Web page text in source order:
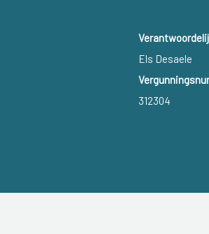
Els Desaele
312304